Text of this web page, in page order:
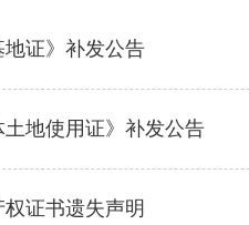
地证》补发公告
地使用证》补发公告
证书遗失声明